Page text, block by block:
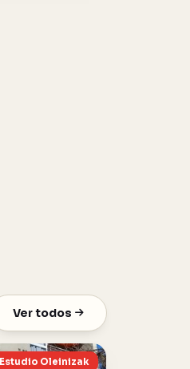
Ver todos
Estudio Oleinizak